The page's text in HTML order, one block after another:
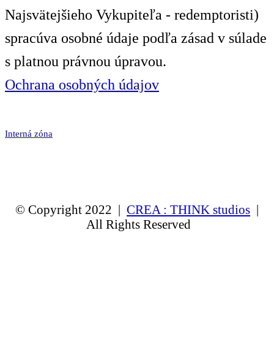
Najsvätejšieho Vykupiteľa - redemptoristi)
spracúva osobné údaje podľa zásad v súlade
s platnou právnou úpravou.
Ochrana osobných údajov
Interná zóna
© Copyright 2022 | CREA : THINK studios |
All Rights Reserved